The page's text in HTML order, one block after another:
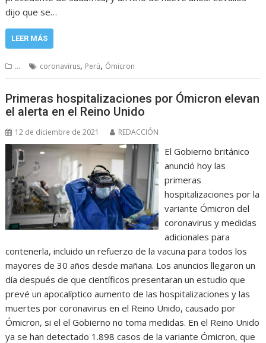
dijo que se…
LEER MÁS
... coronavirus, Perú, Ómicron
Primeras hospitalizaciones por Ómicron elevan
el alerta en el Reino Unido
12 de diciembre de 2021 REDACCIÓN
El Gobierno británico
anunció hoy las
primeras
hospitalizaciones por la
variante Ómicron del
coronavirus y medidas
adicionales para
contenerla, incluido un refuerzo de la vacuna para todos los
mayores de 30 años desde mañana. Los anuncios llegaron un
día después de que científicos presentaran un estudio que
prevé un apocalíptico aumento de las hospitalizaciones y las
muertes por coronavirus en el Reino Unido, causado por
Ómicron, si el el Gobierno no toma medidas. En el Reino Unido
ya se han detectado 1.898 casos de la variante Ómicron, que